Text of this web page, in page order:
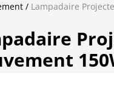
/ Lampadaire